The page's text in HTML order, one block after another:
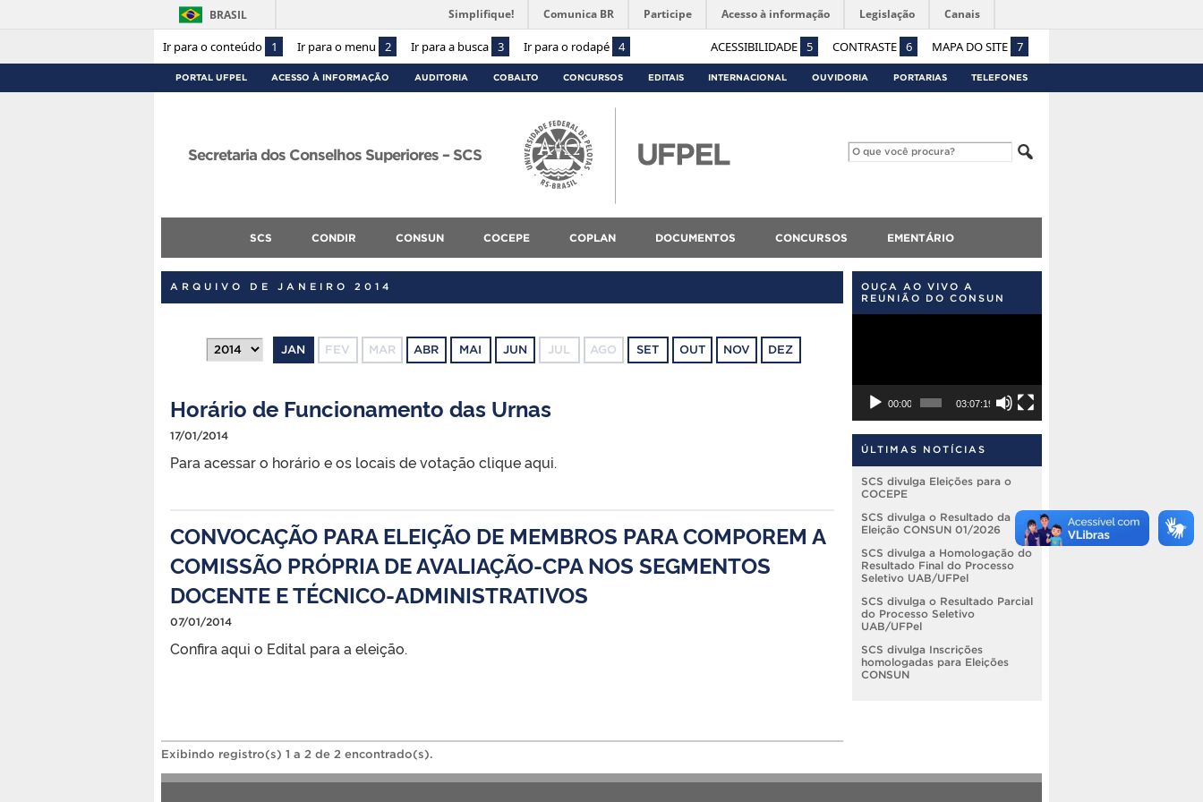
Ir para o conteúdo 1 Ir para o menu 2 Ir para a busca 3 Ir para o rodapé 4 ACESSIBILIDADE 5 CONTRASTE 6 MAPA DO SITE 7
BRASIL Simplifique! Comunica BR Participe Acesso à informação Legislação Canais
PORTAL UFPEL ACESSO À INFORMAÇÃO AUDITORIA COBALTO CONCURSOS EDITAIS INTERNACIONAL OUVIDORIA PORTARIAS TELEFONES
Secretaria dos Conselhos Superiores – SCS
SCS CONDIR CONSUN COCEPE COPLAN DOCUMENTOS CONCURSOS EMENTÁRIO
ARQUIVO DE JANEIRO 2014
JAN FEV MAR ABR MAI JUN JUL AGO SET OUT NOV DEZ
Horário de Funcionamento das Urnas
17/01/2014
Para acessar o horário e os locais de votação clique aqui.
CONVOCAÇÃO PARA ELEIÇÃO DE MEMBROS PARA COMPOREM A
COMISSÃO PRÓPRIA DE AVALIAÇÃO-CPA NOS SEGMENTOS
DOCENTE E TÉCNICO-ADMINISTRATIVOS
07/01/2014
Confira aqui o Edital para a eleição.
Exibindo registro(s) 1 a 2 de 2 encontrado(s).
OUÇA AO VIVO A
REUNIÃO DO CONSUN
00:00 03:07:19
ÚLTIMAS NOTÍCIAS
SCS divulga Eleições para o
COCEPE
SCS divulga o Resultado da
Eleição CONSUN 01/2026
SCS divulga a Homologação do
Resultado Final do Processo
Seletivo UAB/UFPel
SCS divulga o Resultado Parcial
do Processo Seletivo
UAB/UFPel
SCS divulga Inscrições
homologadas para Eleições
CONSUN